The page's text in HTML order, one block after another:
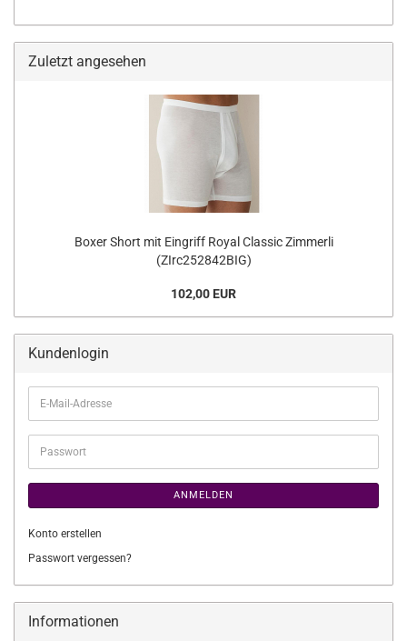
Zuletzt angesehen
Boxer Short mit Eingriff Royal Classic Zimmerli
(ZIrc252842BIG)
102,00 EUR
Kundenlogin
E-
Mail-
Adresse
Passwort
ANMELDEN
Konto erstellen
Passwort vergessen?
Informationen